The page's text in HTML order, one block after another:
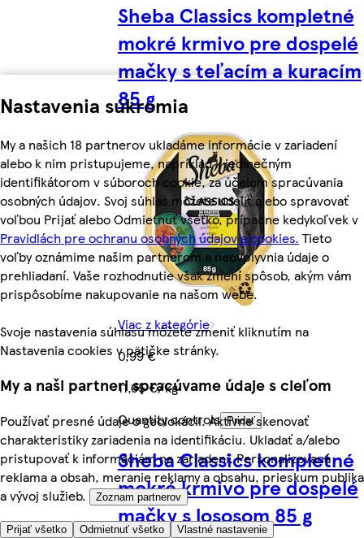
Nastavenia súkromia
My a našich 18 partnerov ukladáme informácie v zariadení
alebo k nim pristupujeme, napríklad k jedinečným
identifikátorom v súboroch cookie, za účelom spracúvania
osobných údajov. Svoj súhlas môžete udeliť alebo spravovať
voľbou Prijať alebo Odmietnuť všetko, prípadne kedykoľvek v
Pravidlách pre ochranu osobných údajov a cookies. Tieto
voľby oznámime našim partnerom a neovplyvnia údaje o
prehliadaní. Vaše rozhodnutie však zmení spôsob, akým vám
prispôsobíme nakupovanie na našom webe.
Svoje nastavenia súhlasu môžete zmeniť kliknutím na
Nastavenia cookies v pätičke stránky.
My a naši partneri spracúvame údaje s cieľom
Používať presné údaje o geolokácii. Aktívne skenovať
charakteristiky zariadenia na identifikáciu. Ukladať a/alebo
pristupovať k informáciám na zariadení. Personalizovaná
reklama a obsah, meranie reklamy a obsahu, prieskum publika
a vývoj služieb.
Zoznam partnerov
Prijať všetko Odmietnuť všetko Vlastné nastavenie
Sheba Classics kompletné
mokré krmivo pre dospelé
mačky s teľacím a kuracím
85 g
Viac z kategórie
0,99 €
11,65 €/kg
Quantity controls Pridať
Sheba Classics kompletné
mokré krmivo pre dospelé
mačky s lososom 85 g